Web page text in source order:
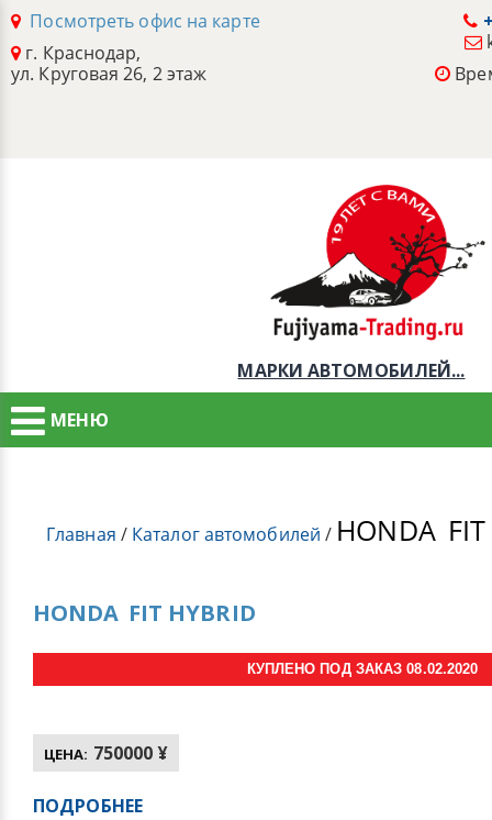
Посмотреть офис на карте
г. Краснодар,
ул. Круговая 26, 2 этаж
МАРКИ АВТОМОБИЛЕЙ...
МЕНЮ
Главная / Каталог автомобилей / HONDA
HONDA FIT HYBRID
КУПЛЕНО ПОД ЗАКАЗ 08.02.2020
ЦЕНА: 750000 ¥
ПОДРОБНЕЕ